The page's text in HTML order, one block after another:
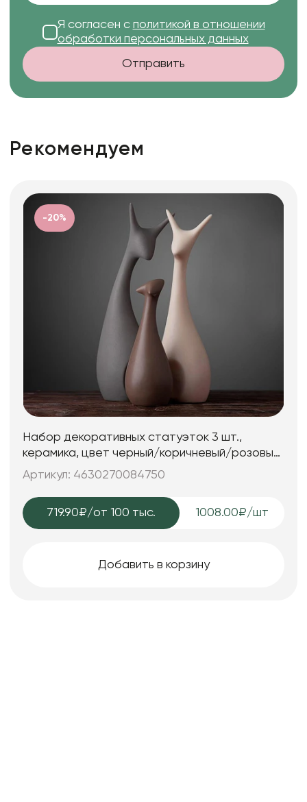
Я согласен с политикой в отношении
обработки персональных данных
Отправить
Рекомендуем
-20%
Набор декоративных статуэток 3 шт.,
керамика, цвет черный/коричневый/розовый,
25*7; 25*7; 15*6 см.
Артикул: 4630270084750
719.90₽/от 100 тыс. 1008.00₽/шт
Добавить в корзину